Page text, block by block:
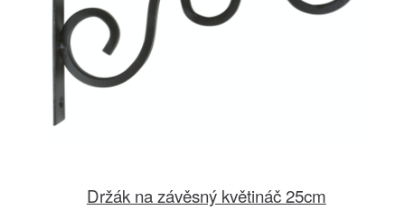
Držák na závěsný květináč 25cm